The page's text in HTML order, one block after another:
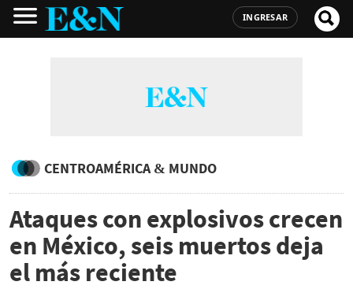
INGRESAR
CENTROAMÉRICA & MUNDO
Ataques con explosivos crecen
en México, seis muertos deja
el más reciente